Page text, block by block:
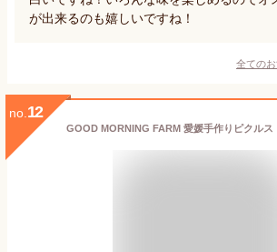
が出来るのも嬉しいですね！
全ての
no. 12